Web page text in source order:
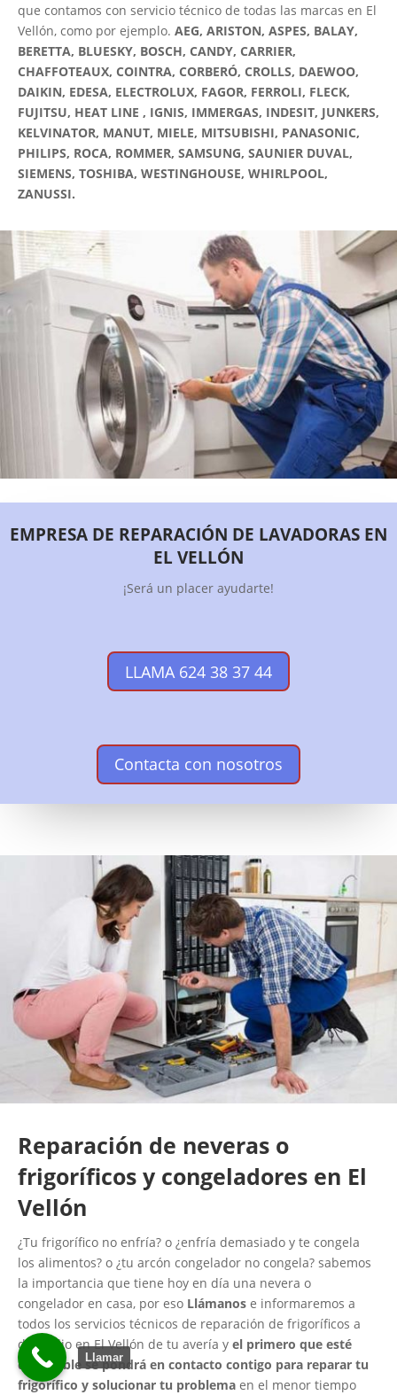
que contamos con servicio técnico de todas las marcas en El
Vellón, como por ejemplo. AEG, ARISTON, ASPES, BALAY,
BERETTA, BLUESKY, BOSCH, CANDY, CARRIER,
CHAFFOTEAUX, COINTRA, CORBERÓ, CROLLS, DAEWOO,
DAIKIN, EDESA, ELECTROLUX, FAGOR, FERROLI, FLECK,
FUJITSU, HEAT LINE , IGNIS, IMMERGAS, INDESIT, JUNKERS,
KELVINATOR, MANUT, MIELE, MITSUBISHI, PANASONIC,
PHILIPS, ROCA, ROMMER, SAMSUNG, SAUNIER DUVAL,
SIEMENS, TOSHIBA, WESTINGHOUSE, WHIRLPOOL,
ZANUSSI.
EMPRESA DE REPARACIÓN DE LAVADORAS EN
EL VELLÓN
¡Será un placer ayudarte!
LLAMA 624 38 37 44
Contacta con nosotros
Reparación de neveras o
frigoríficos y congeladores en El
Vellón
¿Tu frigorífico no enfría? o ¿enfría demasiado y te congela
los alimentos? o ¿tu arcón congelador no congela? sabemos
la importancia que tiene hoy en día una nevera o
congelador en casa, por eso Llámanos e informaremos a
todos los servicios técnicos de reparación de frigoríficos a
domicilio en El Vellón de tu avería y el primero que esté
disponible se pondrá en contacto contigo para reparar tu
frigorífico y solucionar tu problema en el menor tiempo
Llamar